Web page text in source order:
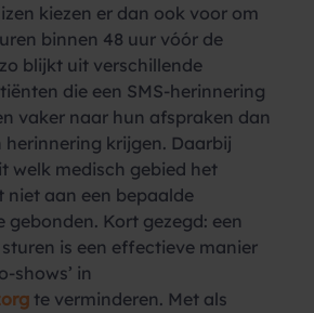
kiezen er dan ook voor om
binnen 48 uur vóór de
blijkt uit verschillende
die een SMS-herinnering
vaker naar hun afspraken dan
herinnering krijgen. Daarbij
welk medisch gebied het
niet aan een bepaalde
Kort gezegd: een
is een effectieve manier
shows’ in
te verminderen. Met als